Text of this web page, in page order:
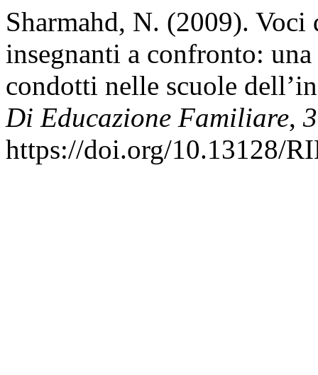
Sharmahd, N. (2009).
insegnanti a confronto:
condotti nelle scuole
Di Educazione Familiare, 3
https://doi.org/10.13128/